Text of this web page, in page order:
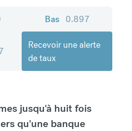
Bas 0.897
Recevoir une alerte
de taux
jusqu'à huit fois
qu'une banque